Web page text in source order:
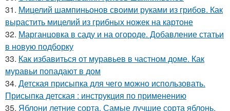
31. Мицелий шампиньонов своими руками из грибов. Как
вырастить мицелий из грибных ножек на картоне
32. Марганцовка в саду и на огороде. Добавление статьи
в новую подборку
33. Как избавиться от муравьев в частном доме. Как
муравьи попадают в дом
34. Детская присыпка для чего можно использовать.
Присыпка детская : инструкция по применению
35. Яблони летние сорта. Самые лучшие сорта яблонь,